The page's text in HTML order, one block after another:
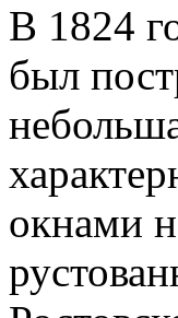
В 1824
был
окнами